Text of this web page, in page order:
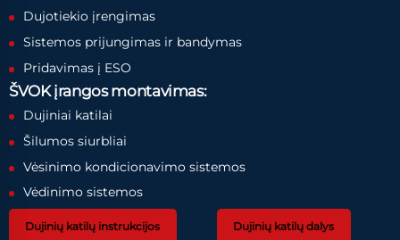
Dujotiekio įrengimas
Sistemos prijungimas ir bandymas
Pridavimas į ESO
ŠVOK įrangos montavimas:
Dujiniai katilai
Šilumos siurbliai
Vėsinimo kondicionavimo sistemos
Vėdinimo sistemos
Dujinių katilų instrukcijos Dujinių katilų dalys